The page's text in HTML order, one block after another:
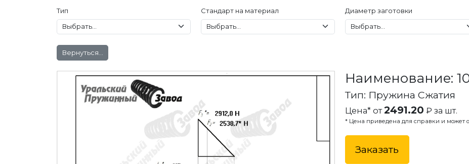
Тип Стандарт на материал Диаметр заготовки
Вернуться...
Наименование:
Тип: Пружина Сжатия
Цена* от2491.20 ₽ за шт.
* Цена приведена для справки и может
Заказать